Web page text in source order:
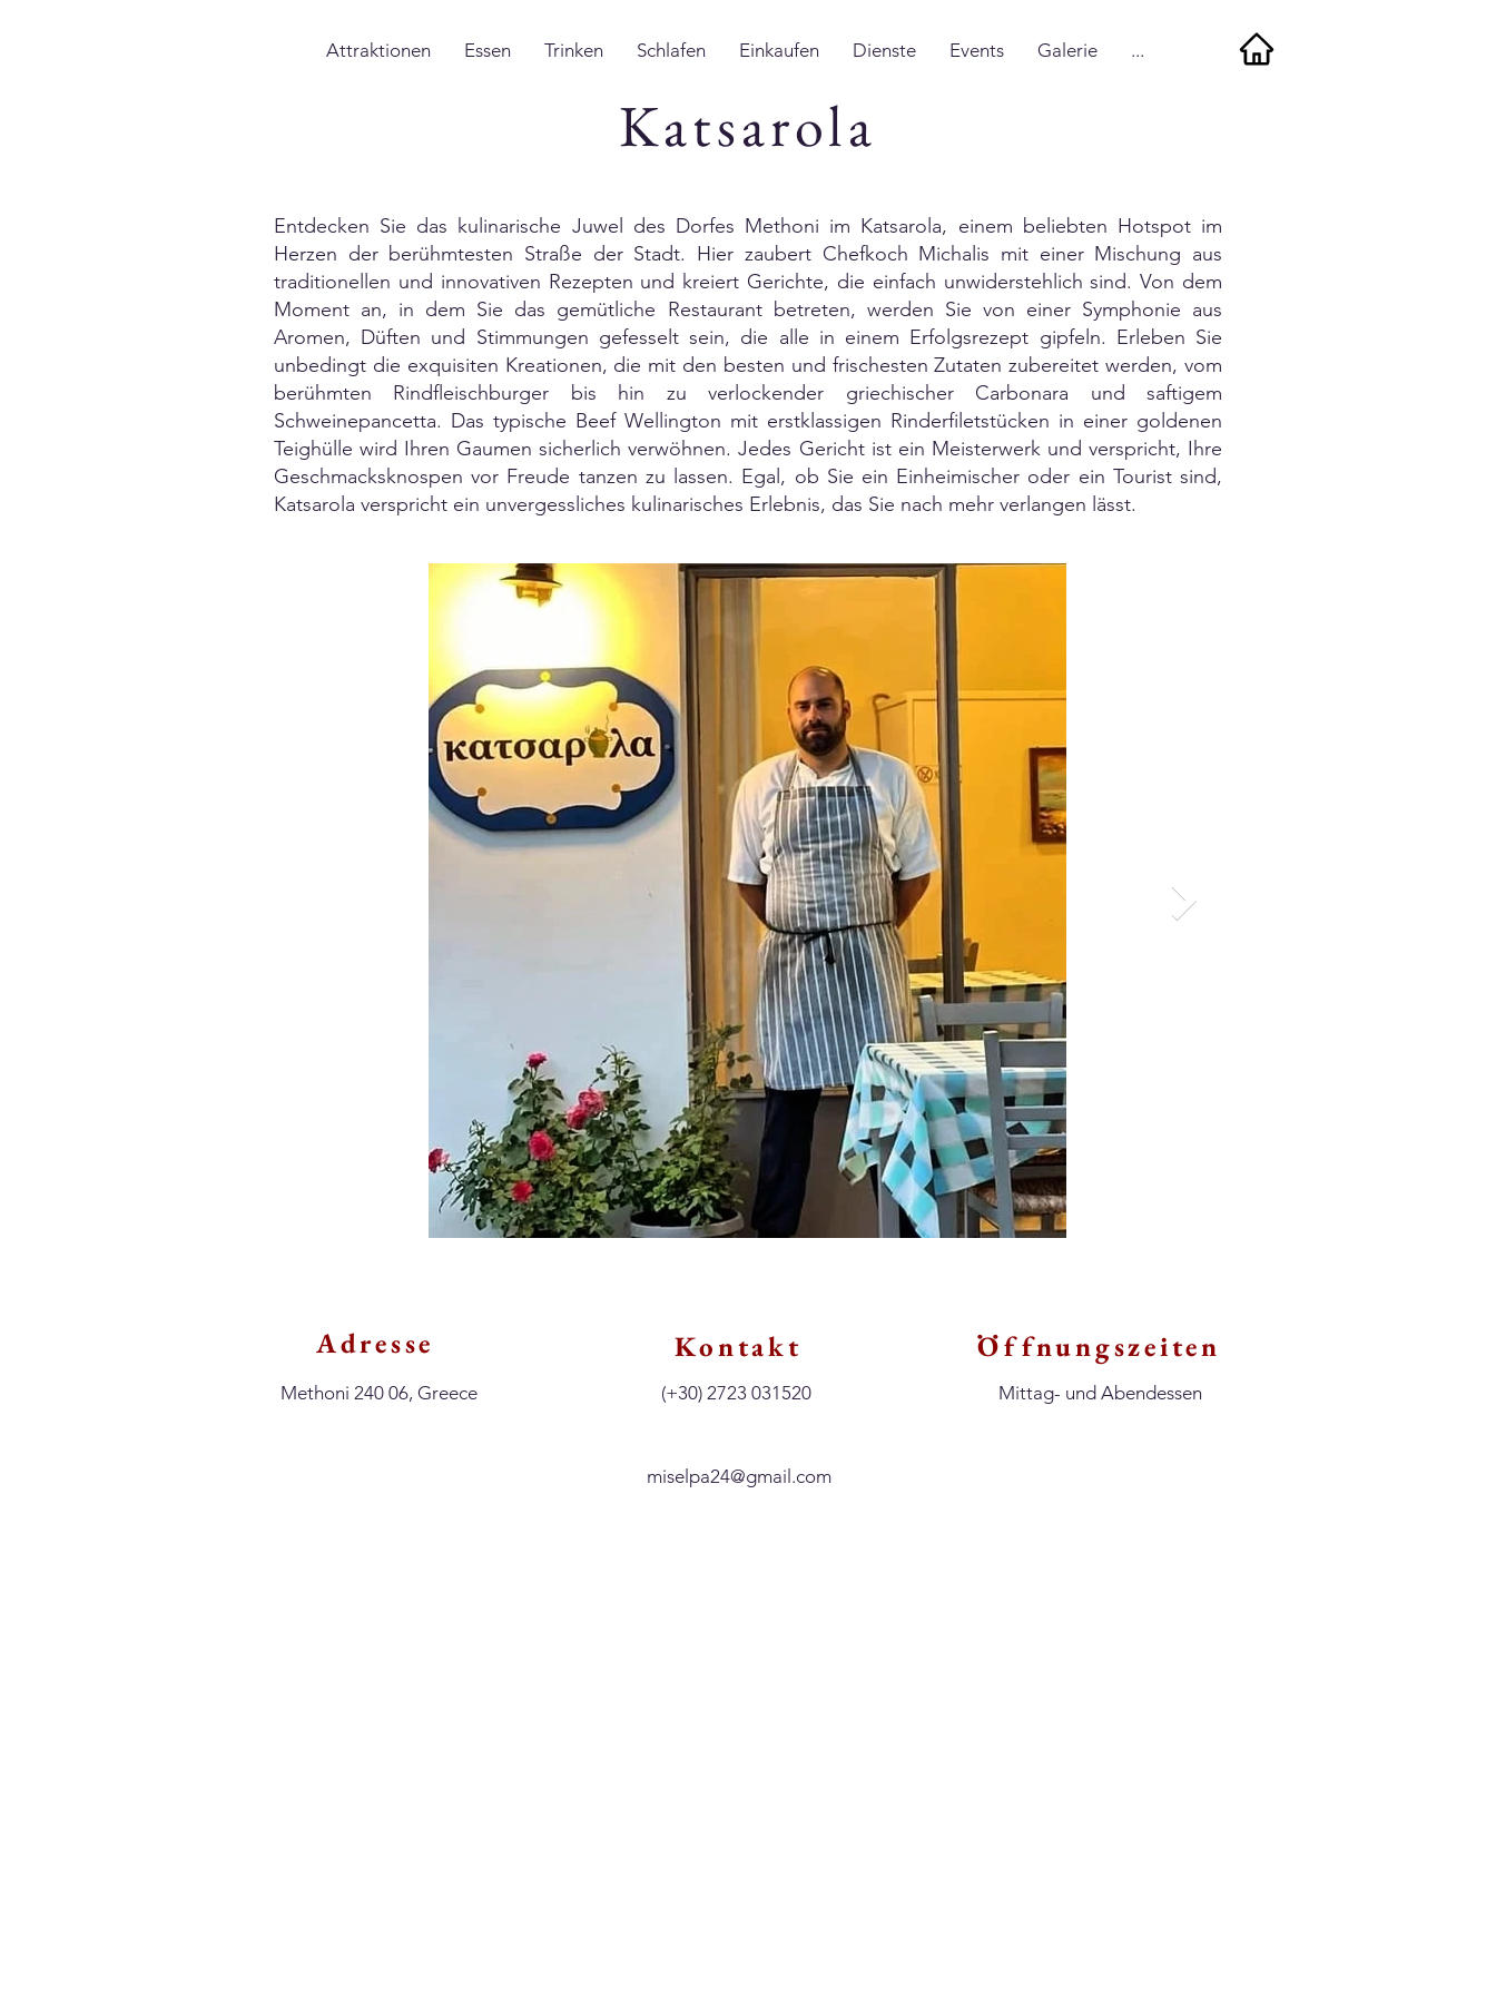
Attraktionen Essen Trinken Schlafen Einkaufen Dienste Events Galerie ...
Katsarola
Entdecken Sie das kulinarische Juwel des Dorfes Methoni im Katsarola, einem beliebten Hotspot im
Herzen der berühmtesten Straße der Stadt. Hier zaubert Chefkoch Michalis mit einer Mischung aus
traditionellen und innovativen Rezepten und kreiert Gerichte, die einfach unwiderstehlich sind. Von dem
Moment an, in dem Sie das gemütliche Restaurant betreten, werden Sie von einer Symphonie aus
Aromen, Düften und Stimmungen gefesselt sein, die alle in einem Erfolgsrezept gipfeln. Erleben Sie
unbedingt die exquisiten Kreationen, die mit den besten und frischesten Zutaten zubereitet werden, vom
berühmten Rindfleischburger bis hin zu verlockender griechischer Carbonara und saftigem
Schweinepancetta. Das typische Beef Wellington mit erstklassigen Rinderfiletstücken in einer goldenen
Teighülle wird Ihren Gaumen sicherlich verwöhnen. Jedes Gericht ist ein Meisterwerk und verspricht, Ihre
Geschmacksknospen vor Freude tanzen zu lassen. Egal, ob Sie ein Einheimischer oder ein Tourist sind,
Katsarola verspricht ein unvergessliches kulinarisches Erlebnis, das Sie nach mehr verlangen lässt.
Adresse
Methoni 240 06, Greece
Kontakt
(+30) 2723 031520
Öffnungszeiten
Mittag- und Abendessen
miselpa24@gmail.com